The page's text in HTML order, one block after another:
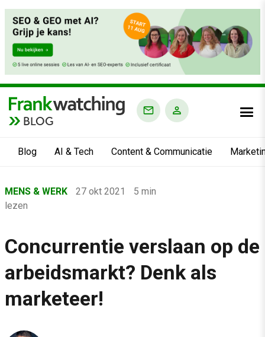
BLOG
Blog AI & Tech Content & Communicatie
›
Mens & Werk
›
Concurrentie verslaan op de arbeidsmarkt? Denk als
MENS & WERK 27 okt 2021
5 min
lezen
Concurrentie verslaan op de
arbeidsmarkt? Denk als
marketeer!